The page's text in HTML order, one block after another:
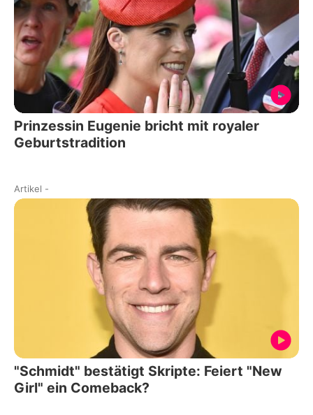
Prinzessin Eugenie bricht mit royaler
Geburtstradition
Artikel -
"Schmidt" bestätigt Skripte: Feiert "New
Girl" ein Comeback?